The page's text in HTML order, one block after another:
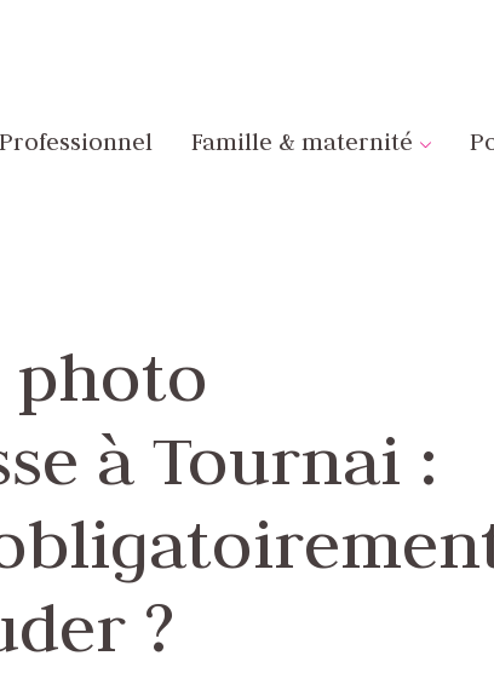
Famille & maternité
photo
à Tournai :
?